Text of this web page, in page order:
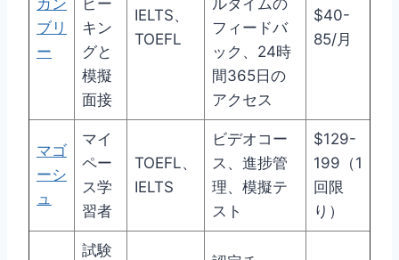
カン
ブリ
ー
ピー
キン
グと
模擬
面接
IELTS、
TOEFL
ルタイムの
フィードバ
ック、24時
間365日の
アクセス
$40-
85/月
マゴ
ーシ
ュ
マイ
ペー
ス学
習者
TOEFL、
IELTS
ビデオコー
ス、進捗管
理、模擬テ
スト
$129-
199（1
回限
り）
試験